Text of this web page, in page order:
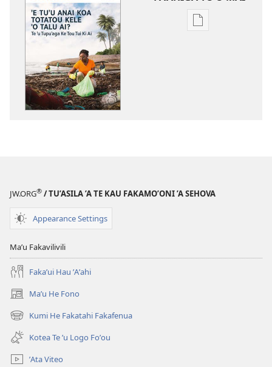
Publication
ʼo
ʼu
JW.ORG® / TU’ASILA ’A TE KAU FAKAMO’ONI ’A SEHOVA
Appearance Settings
Maʼu Fakavilivili
Fakaʼui Hau ʼAʼahi
Maʼu He Fono
(opens
new
window)
Kumi He Fakatahi Fakafenua
(opens
new
window)
Kotea Te ʼu Logo Foʼou
ʼAta Viteo